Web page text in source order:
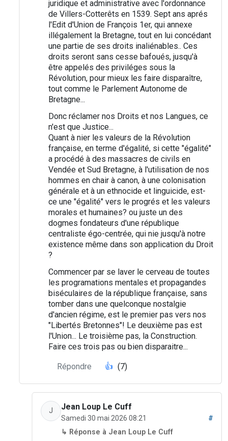
juridique et administrative avec l'ordonnance
de Villers-Cotterêts en 1539. Sept ans aprés
l'Edit d'Union de François 1er, qui annexe
illégalement la Bretagne, tout en lui concédant
une partie de ses droits inaliénables.. Ces
droits seront sans cesse bafoués, jusqu'à
être appelés des priviléges sous la
Révolution, pour mieux les faire disparaître,
tout comme le Parlement Autonome de
Bretagne...
Donc réclamer nos Droits et nos Langues, ce
n'est que Justice...
Quant à nier les valeurs de la Révolution
française, en terme d'égalité, si cette "égalité"
a procédé à des massacres de civils en
Vendée et Sud Bretagne, à l'utilisation de nos
hommes en chair à canon, à une colonisation
générale et à un ethnocide et linguicide, est-
ce une "égalité" vers le progrés et les valeurs
morales et humaines? ou juste un des
dogmes fondateurs d'une république
centraliste égo-centrée, qui nie jusqu'à notre
existence même dans son application du Droit
?
Commencer par se laver le cerveau de toutes
les programations mentales et propagandes
biséculaires de la république française, sans
tomber dans une quelconque nostalgie
d'ancien régime, est le premier pas vers nos
"Libertés Bretonnes"! Le deuxième pas est
l'Union... Le troisième pas, la Construction.
Faire ces trois pas ou bien disparaitre...
Répondre 👍 (7)
J Jean Loup Le Cuff
Samedi 30 mai 2026 08:21 #
↳ Réponse à Jean Loup Le Cuff